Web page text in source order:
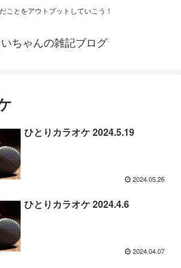
ことをアウトプットしていこう！
ちゃんの雑記ブログ
ひとりカラオケ 2024.5.19
2024.05.26
ひとりカラオケ 2024.4.6
2024.04.07